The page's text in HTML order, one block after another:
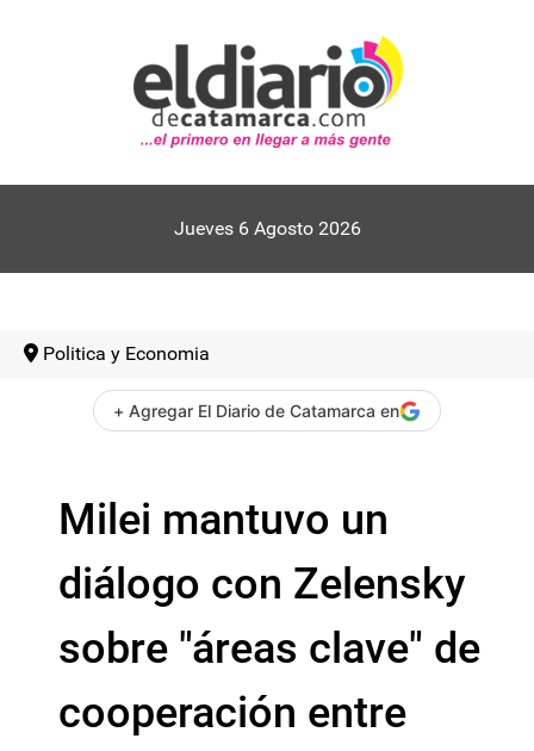
Jueves 6 Agosto 2026
Politica y Economia
+ Agregar El Diario de Catamarca en
Milei mantuvo un
diálogo con Zelensky
sobre "áreas clave" de
cooperación entre